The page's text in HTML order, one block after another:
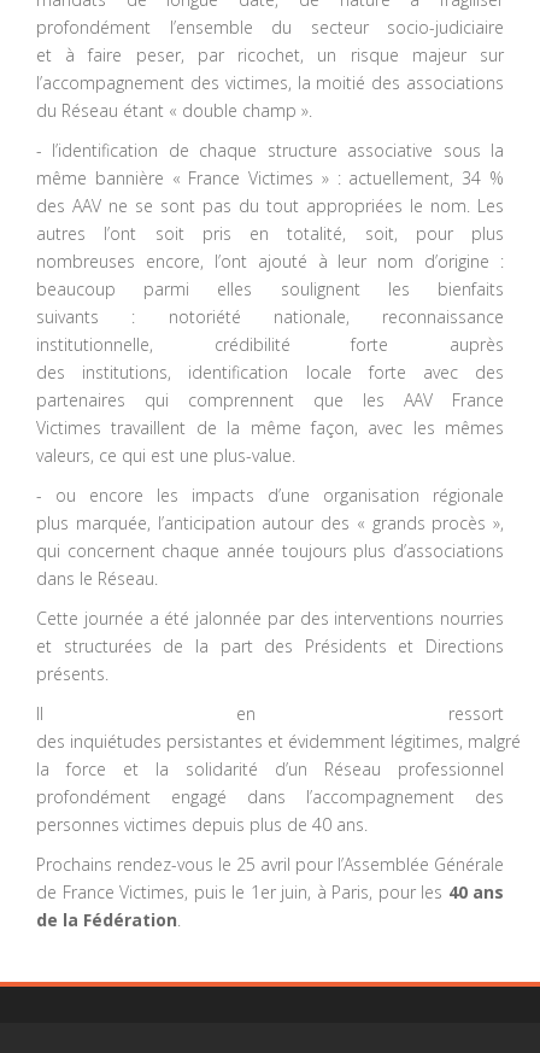
profondément l’ensemble du secteur socio-judiciaire
et à faire peser, par ricochet, un risque majeur sur
l’accompagnement des victimes, la moitié des associations
du Réseau étant « double champ ».
- l’identification de chaque structure associative sous la
même bannière « France Victimes » : actuellement, 34 %
des AAV ne se sont pas du tout appropriées le nom. Les
autres l’ont soit pris en totalité, soit, pour plus
nombreuses encore, l’ont ajouté à leur nom d’origine :
beaucoup parmi elles soulignent les bienfaits
suivants : notoriété nationale, reconnaissance
institutionnelle, crédibilité forte auprès
des institutions, identification locale forte avec des
partenaires qui comprennent que les AAV France
Victimes travaillent de la même façon, avec les mêmes
valeurs, ce qui est une plus-value.
- ou encore les impacts d’une organisation régionale
plus marquée, l’anticipation autour des « grands procès »,
qui concernent chaque année toujours plus d’associations
dans le Réseau.
Cette journée a été jalonnée par des interventions nourries
et structurées de la part des Présidents et Directions
présents.
Il en ressort
des inquiétudes persistantes et évidemment légitimes, malgré
la force et la solidarité d’un Réseau professionnel
profondément engagé dans l’accompagnement des
personnes victimes depuis plus de 40 ans.
Prochains rendez-vous le 25 avril pour l’Assemblée Générale
de France Victimes, puis le 1er juin, à Paris, pour les 40 ans
de la Fédération.